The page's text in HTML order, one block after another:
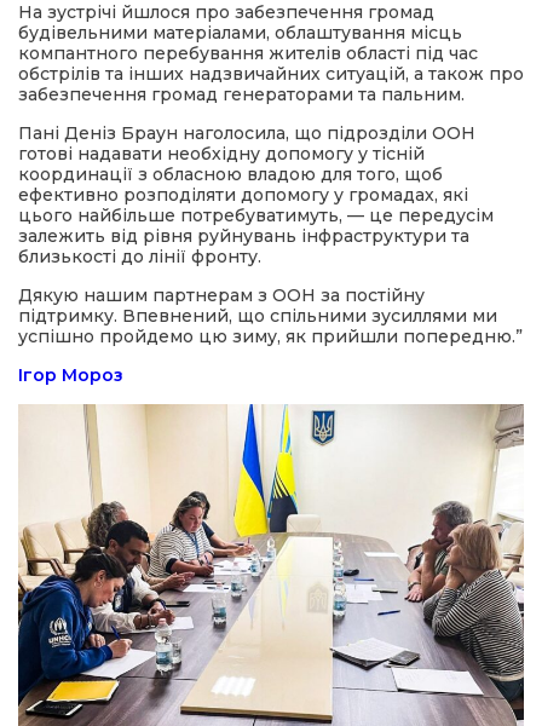
На зустрічі йшлося про забезпечення громад
будівельними матеріалами, облаштування місць
компантного перебування жителів області під час
обстрілів та інших надзвичайних ситуацій, а також про
забезпечення громад генераторами та пальним.
Пані Деніз Браун наголосила, що підрозділи ООН
готові надавати необхідну допомогу у тісній
координації з обласною владою для того, щоб
ефективно розподіляти допомогу у громадах, які
цього найбільше потребуватимуть, — це передусім
залежить від рівня руйнувань інфраструктури та
близькості до лінії фронту.
Дякую нашим партнерам з ООН за постійну
підтримку. Впевнений, що спільними зусиллями ми
успішно пройдемо цю зиму, як прийшли попередню.”
Ігор Мороз